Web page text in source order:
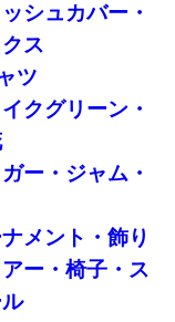
シュカバー・
ス
ツ
クグリーン・
ー・ジャム・
メント・飾り
ー・椅子・ス